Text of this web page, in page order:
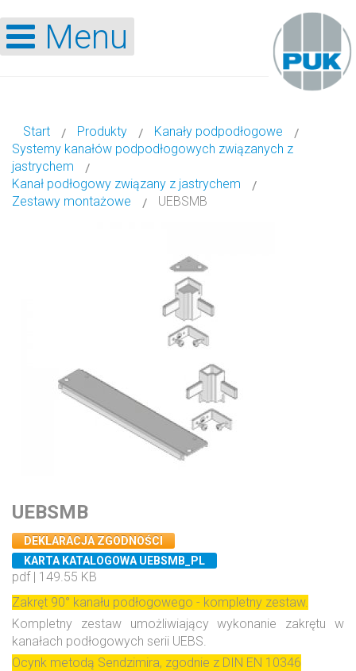
Menu
Start Produkty
Kanały podpodłogowe
Systemy kanałów podpodłogowych związanych z
jastrychem
Kanał podłogowy związany z jastrychem
Zestawy montażowe
UEBSMB
UEBSMB
DEKLARACJA ZGODNOŚCI
KARTA KATALOGOWA UEBSMB_PL
pdf | 149.55 KB
Zakręt 90° kanału podłogowego - kompletny zestaw.
Kompletny zestaw umożliwiający wykonanie zakrętu w
kanałach podłogowych serii UEBS.
Ocynk metodą Sendzimira, zgodnie z DIN EN 10346